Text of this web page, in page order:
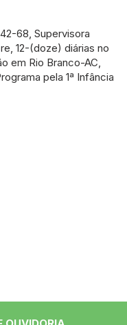
68, Supervisora
12-(doze) diárias no
em Rio Branco-AC,
pela 1ª Infância